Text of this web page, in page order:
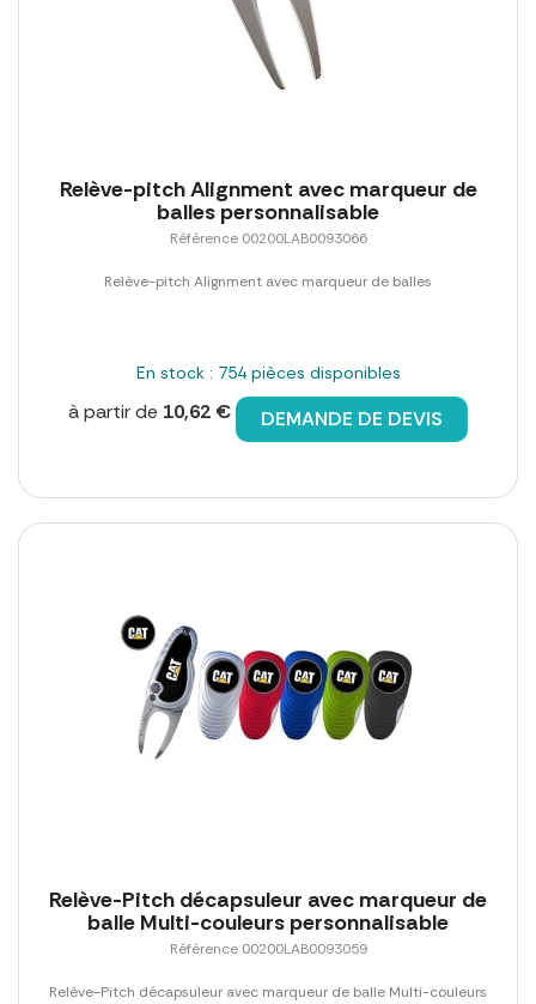
Relève-pitch Alignment avec marqueur de
balles personnalisable
Référence 00200LAB0093066
Relève-pitch Alignment avec marqueur de balles
En stock : 754 pièces disponibles
à partir de 10,62 € DEMANDE DE DEVIS
Relève-Pitch décapsuleur avec marqueur de
balle Multi-couleurs personnalisable
Référence 00200LAB0093059
Relève-Pitch décapsuleur avec marqueur de balle Multi-couleurs